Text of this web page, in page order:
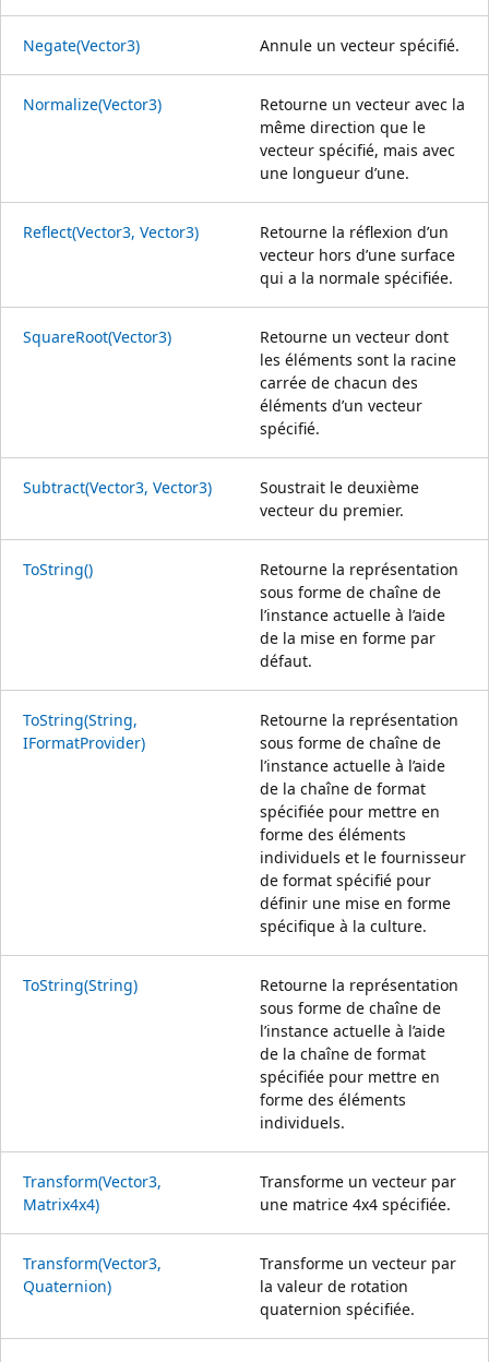
Negate(Vector3) Annule un vecteur spécifié.
Normalize(Vector3)
Retourne un vecteur avec la
même direction que le
vecteur spécifié, mais avec
une longueur d’une.
Reflect(Vector3, Vector3)
Retourne la réflexion d’un
vecteur hors d’une surface
qui a la normale spécifiée.
SquareRoot(Vector3)
Retourne un vecteur dont
les éléments sont la racine
carrée de chacun des
éléments d’un vecteur
spécifié.
Subtract(Vector3, Vector3)
Soustrait le deuxième
vecteur du premier.
ToString()
Retourne la représentation
sous forme de chaîne de
l’instance actuelle à l’aide
de la mise en forme par
défaut.
ToString(String,
IFormatProvider)
Retourne la représentation
sous forme de chaîne de
l’instance actuelle à l’aide
de la chaîne de format
spécifiée pour mettre en
forme des éléments
individuels et le fournisseur
de format spécifié pour
définir une mise en forme
spécifique à la culture.
ToString(String)
Retourne la représentation
sous forme de chaîne de
l’instance actuelle à l’aide
de la chaîne de format
spécifiée pour mettre en
forme des éléments
individuels.
Transform(Vector3,
Matrix4x4)
Transforme un vecteur par
une matrice 4x4 spécifiée.
Transform(Vector3,
Quaternion)
Transforme un vecteur par
la valeur de rotation
quaternion spécifiée.